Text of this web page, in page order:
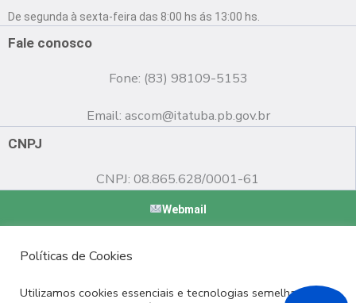
o
o
b
e
g
r
De segunda à sexta-feira das 8:00 hs ás 13:00 hs.
Fale conosco
Fone: (83) 98109-5153
Email: ascom@itatuba.pb.gov.br
CNPJ
CNPJ: 08.865.628/0001-61
Webmail
Políticas de Cookies
Utilizamos cookies essenciais e tecnologias semelhantes de